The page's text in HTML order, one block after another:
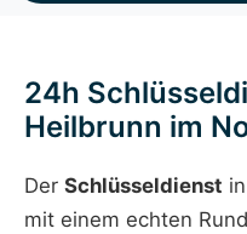
24h
Heilbrunn im
Der Schlüsseldienst in
mit einem echten